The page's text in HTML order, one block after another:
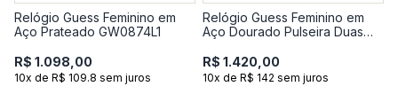
Relógio Guess Feminino em
Aço Prateado GW0874L1
R$ 1.098,00
10x de R$ 109.8 sem juros
Relógio Guess Feminino em
Aço Dourado Pulseira Duas
R$ 1.420,00
10x de R$ 142 sem juros